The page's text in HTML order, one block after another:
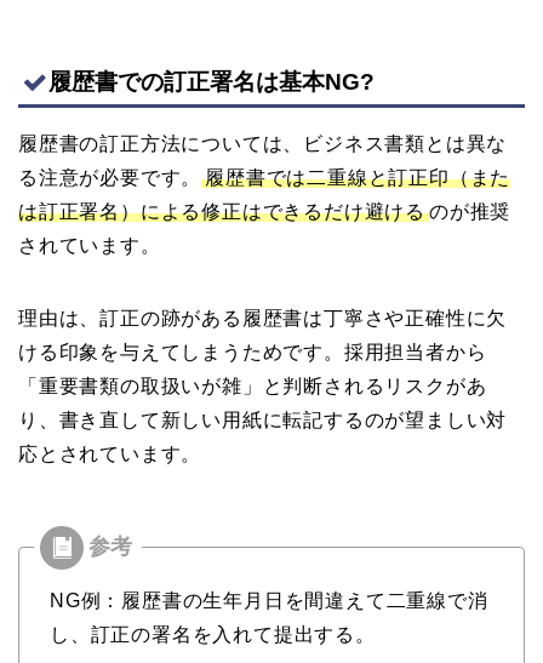
履歴書での訂正署名は基本NG?
履歴書の訂正方法については、ビジネス書類とは異な
る注意が必要です。履歴書では二重線と訂正印（また
は訂正署名）による修正はできるだけ避けるのが推奨
されています。
理由は、訂正の跡がある履歴書は丁寧さや正確性に欠
ける印象を与えてしまうためです。採用担当者から
「重要書類の取扱いが雑」と判断されるリスクがあ
り、書き直して新しい用紙に転記するのが望ましい対
応とされています。
NG例：履歴書の生年月日を間違えて二重線で消
し、訂正の署名を入れて提出する。